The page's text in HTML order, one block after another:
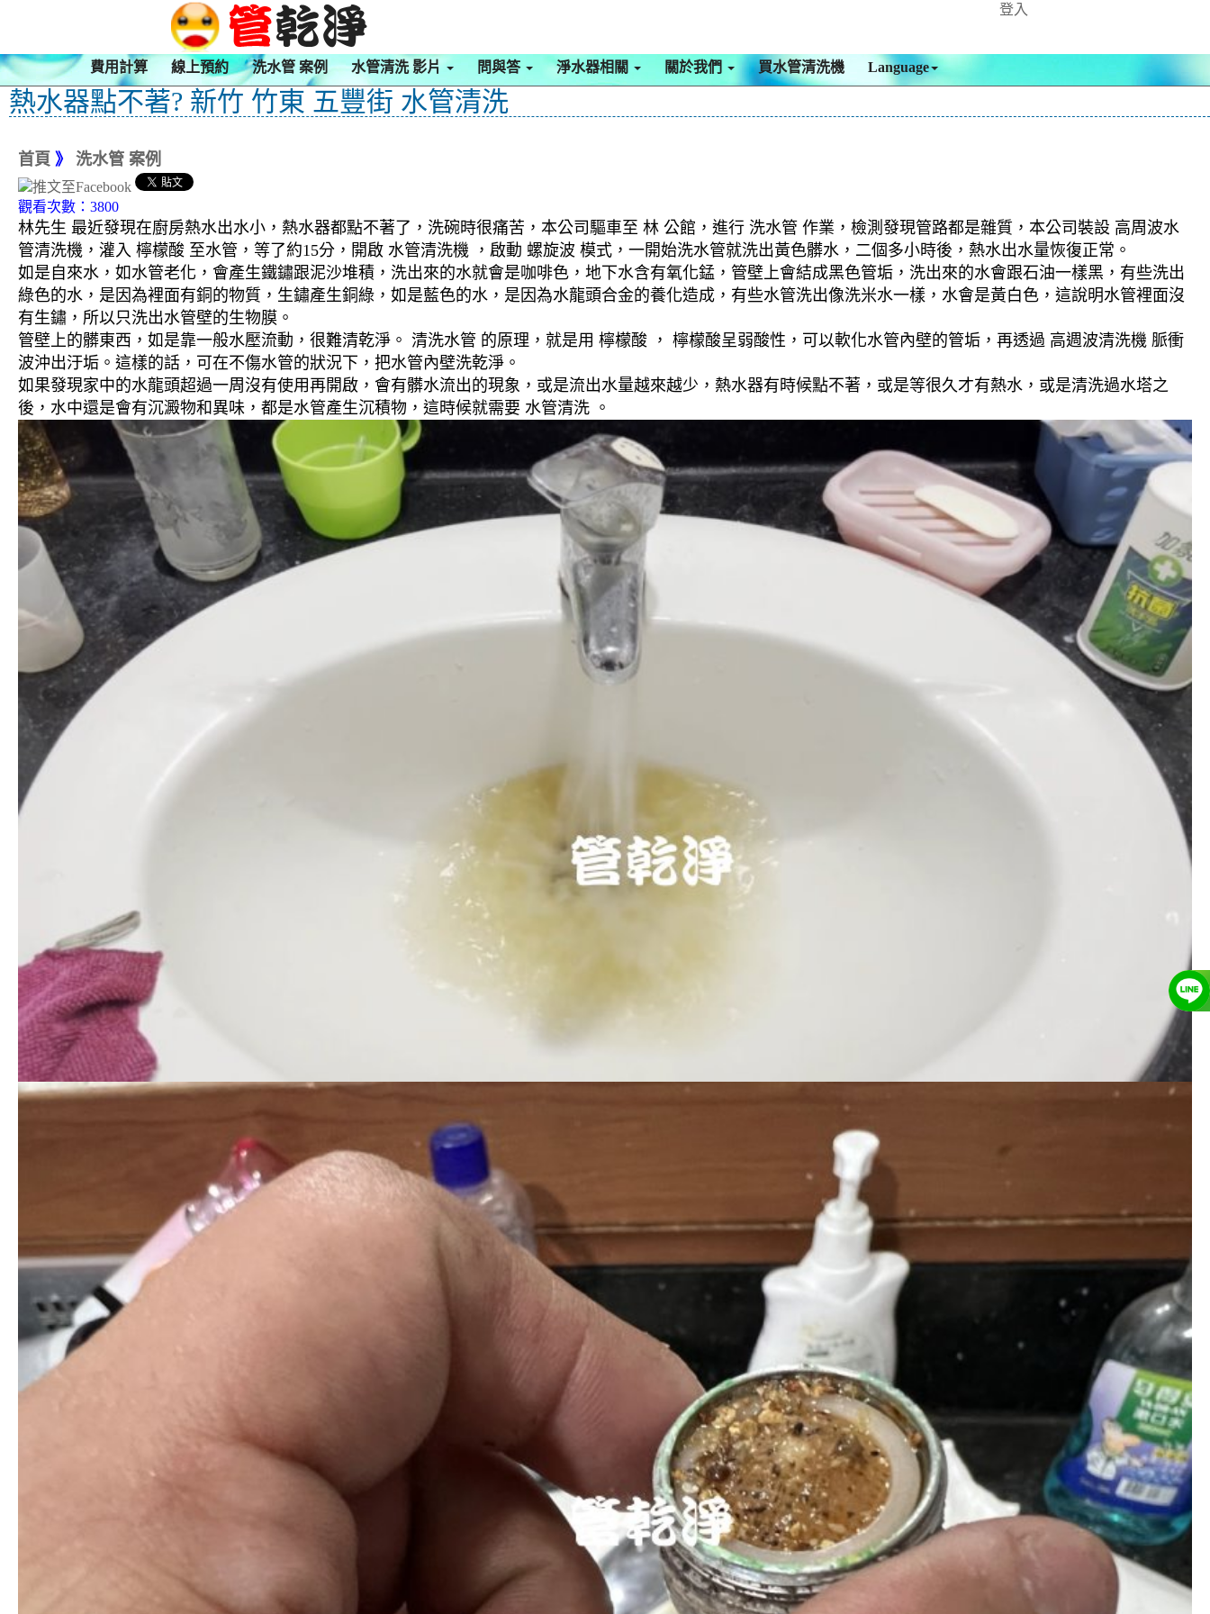
登入
費用計算 線上預約 洗水管 案例 水管清洗 影片 問與答 淨水器相關 關於我們 買水管清洗機 Language
熱水器點不著? 新竹 竹東 五豐街 水管清洗
首頁 》 洗水管 案例
觀看次數：3800
林先生 最近發現在廚房熱水出水小，熱水器都點不著了，洗碗時很痛苦，本公司驅車至 林 公館，進行 洗水管 作業，檢測發現管路都是雜質，本公司裝設 高周波水
管清洗機，灌入 檸檬酸 至水管，等了約15分，開啟 水管清洗機 ，啟動 螺旋波 模式，一開始洗水管就洗出黃色髒水，二個多小時後，熱水出水量恢復正常。
如是自來水，如水管老化，會產生鐵鏽跟泥沙堆積，洗出來的水就會是咖啡色，地下水含有氧化錳，管壁上會結成黑色管垢，洗出來的水會跟石油一樣黑，有些洗出
綠色的水，是因為裡面有銅的物質，生鏽產生銅綠，如是藍色的水，是因為水龍頭合金的養化造成，有些水管洗出像洗米水一樣，水會是黃白色，這說明水管裡面沒
有生鏽，所以只洗出水管壁的生物膜。
管壁上的髒東西，如是靠一般水壓流動，很難清乾淨。 清洗水管 的原理，就是用 檸檬酸 ， 檸檬酸呈弱酸性，可以軟化水管內壁的管垢，再透過 高週波清洗機 脈衝
波沖出汙垢。這樣的話，可在不傷水管的狀況下，把水管內壁洗乾淨。
如果發現家中的水龍頭超過一周沒有使用再開啟，會有髒水流出的現象，或是流出水量越來越少，熱水器有時候點不著，或是等很久才有熱水，或是清洗過水塔之
後，水中還是會有沉澱物和異味，都是水管產生沉積物，這時候就需要 水管清洗 。